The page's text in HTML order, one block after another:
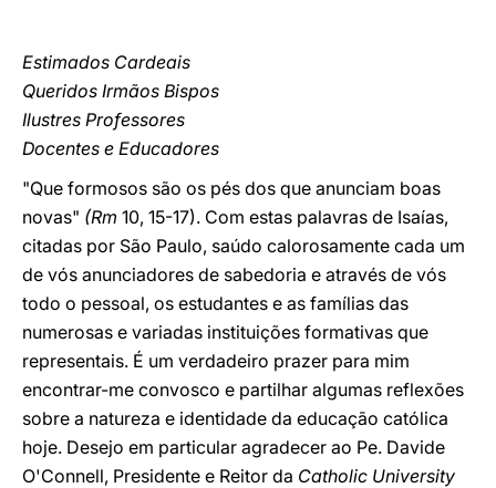
Estimados Cardeais
Queridos Irmãos Bispos
Ilustres Professores
Docentes e Educadores
"Que formosos são os pés dos que anunciam boas
novas" (Rm 10, 15-17). Com estas palavras de Isaías,
citadas por São Paulo, saúdo calorosamente cada um
de vós anunciadores de sabedoria e através de vós
todo o pessoal, os estudantes e as famílias das
numerosas e variadas instituições formativas que
representais. É um verdadeiro prazer para mim
encontrar-me convosco e partilhar algumas reflexões
sobre a natureza e identidade da educação católica
hoje. Desejo em particular agradecer ao Pe. Davide
O'Connell, Presidente e Reitor da Catholic University